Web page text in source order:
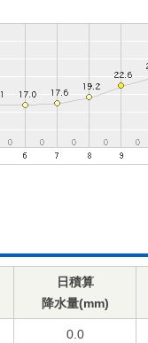
日積算
降水量(mm)
0.0